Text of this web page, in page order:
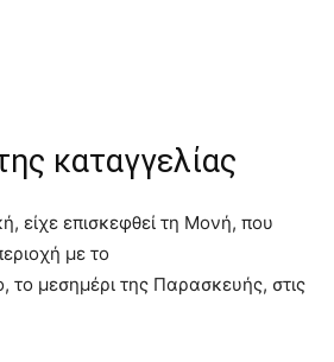
καταγγελίας
είχε επισκεφθεί τη Μονή, που
με το
το μεσημέρι της Παρασκευής, στις